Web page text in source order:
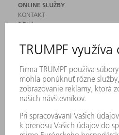
ONLINE SLUŽBY
KONTAKT
SÍDLA
PRIHLÁSENIE NA ODBER NOVINIEK
KARTA BEZPEČNOSTNÝCH ÚDAJOV
STROJE & SYSTÉMY
LASER
VÝKONOVÁ ELEKTRONIKA
ELEKTRICKÉ RUČNÉ NÁRADIE
SMART FACTORY
SOFTVÉR
SLUŽBY